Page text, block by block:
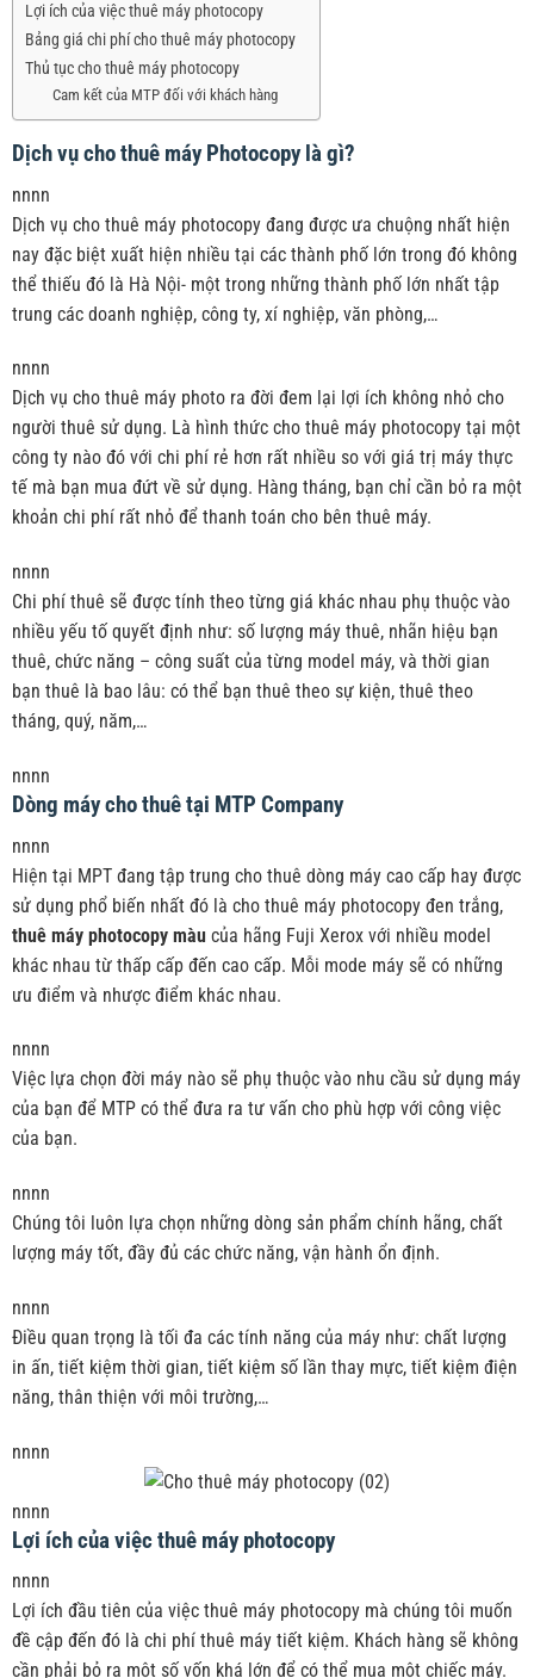
Lợi ích của việc thuê máy photocopy
Bảng giá chi phí cho thuê máy photocopy
Thủ tục cho thuê máy photocopy
Cam kết của MTP đối với khách hàng
Dịch vụ cho thuê máy Photocopy là gì?
nnnn
Dịch vụ cho thuê máy photocopy đang được ưa chuộng nhất hiện
nay đặc biệt xuất hiện nhiều tại các thành phố lớn trong đó không
thể thiếu đó là Hà Nội- một trong những thành phố lớn nhất tập
trung các doanh nghiệp, công ty, xí nghiệp, văn phòng,…
nnnn
Dịch vụ cho thuê máy photo ra đời đem lại lợi ích không nhỏ cho
người thuê sử dụng. Là hình thức cho thuê máy photocopy tại một
công ty nào đó với chi phí rẻ hơn rất nhiều so với giá trị máy thực
tế mà bạn mua đứt về sử dụng. Hàng tháng, bạn chỉ cần bỏ ra một
khoản chi phí rất nhỏ để thanh toán cho bên thuê máy.
nnnn
Chi phí thuê sẽ được tính theo từng giá khác nhau phụ thuộc vào
nhiều yếu tố quyết định như: số lượng máy thuê, nhãn hiệu bạn
thuê, chức năng – công suất của từng model máy, và thời gian
bạn thuê là bao lâu: có thể bạn thuê theo sự kiện, thuê theo
tháng, quý, năm,…
nnnn
Dòng máy cho thuê tại MTP Company
nnnn
Hiện tại MPT đang tập trung cho thuê dòng máy cao cấp hay được
sử dụng phổ biến nhất đó là cho thuê máy photocopy đen trắng,
thuê máy photocopy màu của hãng Fuji Xerox với nhiều model
khác nhau từ thấp cấp đến cao cấp. Mỗi mode máy sẽ có những
ưu điểm và nhược điểm khác nhau.
nnnn
Việc lựa chọn đời máy nào sẽ phụ thuộc vào nhu cầu sử dụng máy
của bạn để MTP có thể đưa ra tư vấn cho phù hợp với công việc
của bạn.
nnnn
Chúng tôi luôn lựa chọn những dòng sản phẩm chính hãng, chất
lượng máy tốt, đầy đủ các chức năng, vận hành ổn định.
nnnn
Điều quan trọng là tối đa các tính năng của máy như: chất lượng
in ấn, tiết kiệm thời gian, tiết kiệm số lần thay mực, tiết kiệm điện
năng, thân thiện với môi trường,…
nnnn
nnnn
Lợi ích của việc thuê máy photocopy
nnnn
Lợi ích đầu tiên của việc thuê máy photocopy mà chúng tôi muốn
đề cập đến đó là chi phí thuê máy tiết kiệm. Khách hàng sẽ không
cần phải bỏ ra một số vốn khá lớn để có thể mua một chiếc máy.